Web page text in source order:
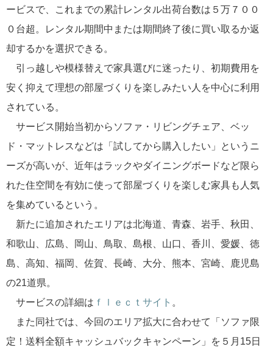
ービスで、これまでの累計レンタル出荷台数は５万７００
０台超。レンタル期間中または期間終了後に買い取るか返
却するかを選択できる。
引っ越しや模様替えで家具選びに迷ったり、初期費用を
安く抑えて理想の部屋づくりを楽しみたい人を中心に利用
されている。
サービス開始当初からソファ・リビングチェア、ベッ
ド・マットレスなどは「試してから購入したい」というニ
ーズが高いが、近年はラックやダイニングボードなど限ら
れた住空間を有効に使って部屋づくりを楽しむ家具も人気
を集めているという。
新たに追加されたエリアは北海道、青森、岩手、秋田、
和歌山、広島、岡山、鳥取、島根、山口、香川、愛媛、徳
島、高知、福岡、佐賀、長崎、大分、熊本、宮崎、鹿児島
の21道県。
サービスの詳細は ｆｌｅｃｔサイト 。
また同社では、今回のエリア拡大に合わせて「ソファ限
定！送料全額キャッシュバックキャンペーン」を５月15日